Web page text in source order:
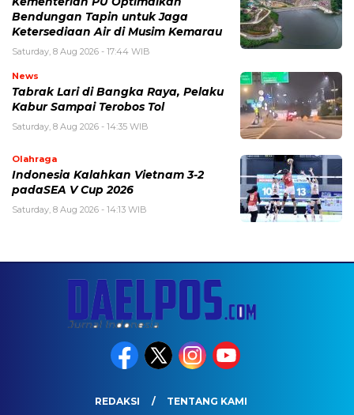
Bendungan Tapin untuk Jaga
Ketersediaan Air di Musim Kemarau
Saturday, 8 Aug 2026 - 17:44 WIB
News
Tabrak Lari di Bangka Raya, Pelaku
Kabur Sampai Terobos Tol
Saturday, 8 Aug 2026 - 14:35 WIB
Olahraga
Indonesia Kalahkan Vietnam 3-2
padaSEA V Cup 2026
Saturday, 8 Aug 2026 - 14:13 WIB
REDAKSI TENTANG KAMI